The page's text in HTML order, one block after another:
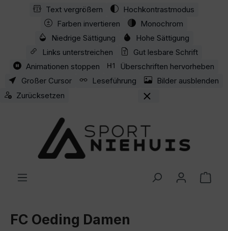
Zum Hauptinhalt springen
Text vergrößern
Hochkontrastmodus
Farben invertieren
Monochrom
Niedrige Sättigung
Hohe Sättigung
Links unterstreichen
Gut lesbare Schrift
Animationen stoppen
Überschriften hervorheben
Großer Cursor
Leseführung
Bilder ausblenden
Zurücksetzen
FC Oeding Damen